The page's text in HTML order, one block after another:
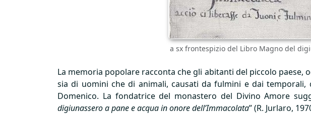
a sx frontespizio del Libro Magno del
La memoria popolare racconta che gli abitanti del piccolo
sia di uomini che di animali, causati da fulmini e dai temporali,
Domenico. La fondatrice del monastero del Divino Amore
digiunassero a pane e acqua in onore dell’Immacolata” (R. Jurlaro,